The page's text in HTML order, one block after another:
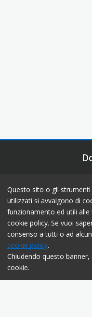
Questo sito o gli
utilizzati si avvalgono di
funzionamento ed utili
cookie policy. Se vuoi
consenso a tutti o ad
cookie policy.
Chiudendo questo banner,
cookie.
Via
P.Iva e
Codice